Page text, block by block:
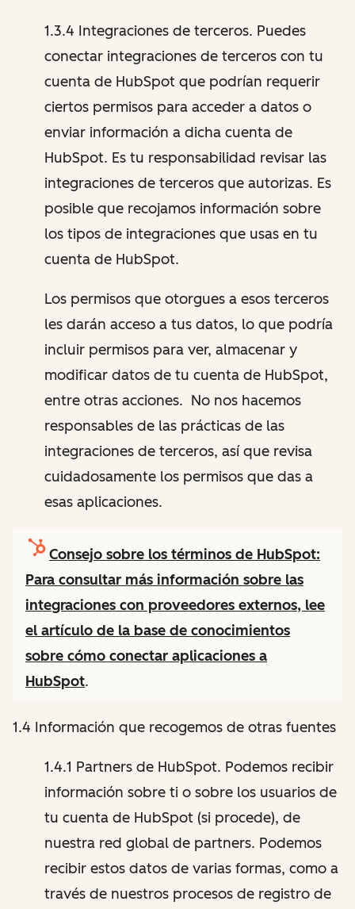
1.3.4 Integraciones de terceros. Puedes
conectar integraciones de terceros con tu
cuenta de HubSpot que podrían requerir
ciertos permisos para acceder a datos o
enviar información a dicha cuenta de
HubSpot. Es tu responsabilidad revisar las
integraciones de terceros que autorizas. Es
posible que recojamos información sobre
los tipos de integraciones que usas en tu
cuenta de HubSpot.
Los permisos que otorgues a esos terceros
les darán acceso a tus datos, lo que podría
incluir permisos para ver, almacenar y
modificar datos de tu cuenta de HubSpot,
entre otras acciones. No nos hacemos
responsables de las prácticas de las
integraciones de terceros, así que revisa
cuidadosamente los permisos que das a
esas aplicaciones.
Consejo sobre los términos de HubSpot:
Para consultar más información sobre las
integraciones con proveedores externos, lee
el artículo de la base de conocimientos
sobre cómo conectar aplicaciones a
HubSpot.
1.4 Información que recogemos de otras fuentes
1.4.1 Partners de HubSpot. Podemos recibir
información sobre ti o sobre los usuarios de
tu cuenta de HubSpot (si procede), de
nuestra red global de partners. Podemos
recibir estos datos de varias formas, como a
través de nuestros procesos de registro de